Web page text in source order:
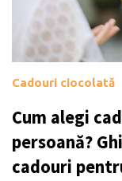
Cadouri ciocolată
Cum alegi
persoană?
cadouri